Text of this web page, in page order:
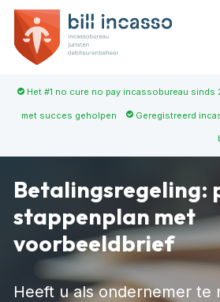
Skip
main
Het #1 no cure no pay incassobureau
met succes geholpen Geregistreerd
Betalingsregeling:
stappenplan met
voorbeeldbrief
Heeft u als ondernemer te